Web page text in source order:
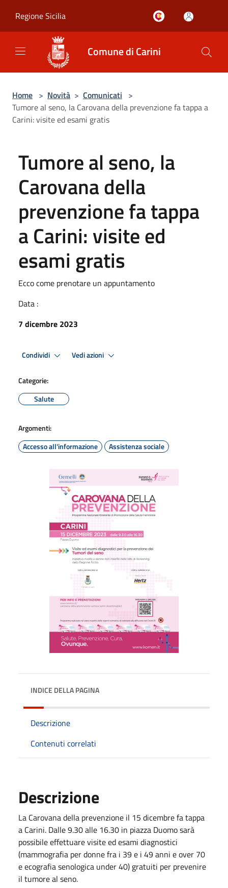
Regione Sicilia
Comune di Carini
Home > Novità > Comunicati >
Tumore al seno, la Carovana della prevenzione fa tappa a
Carini: visite ed esami gratis
Tumore al seno, la
Carovana della
prevenzione fa tappa
a Carini: visite ed
esami gratis
Ecco come prenotare un appuntamento
Data :
7 dicembre 2023
Condividi Vedi azioni
Categorie:
Salute
Argomenti:
Accesso all'informazione
Assistenza sociale
INDICE DELLA PAGINA
Descrizione
Contenuti correlati
Descrizione
La Carovana della prevenzione il 15 dicembre fa tappa
a Carini. Dalle 9.30 alle 16.30 in piazza Duomo sarà
possibile effettuare visite ed esami diagnostici
(mammografia per donne fra i 39 e i 49 anni e over 70
e ecografia senologica under 40) gratuiti per prevenire
il tumore al seno.